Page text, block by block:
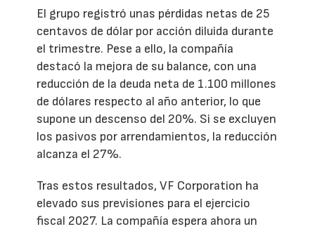
El grupo registró unas pérdidas netas de 25
centavos de dólar por acción diluida durante
el trimestre. Pese a ello, la compañía
destacó la mejora de su balance, con una
reducción de la deuda neta de 1.100 millones
de dólares respecto al año anterior, lo que
supone un descenso del 20%. Si se excluyen
los pasivos por arrendamientos, la reducción
alcanza el 27%.
Tras estos resultados, VF Corporation ha
elevado sus previsiones para el ejercicio
fiscal 2027. La compañía espera ahora un